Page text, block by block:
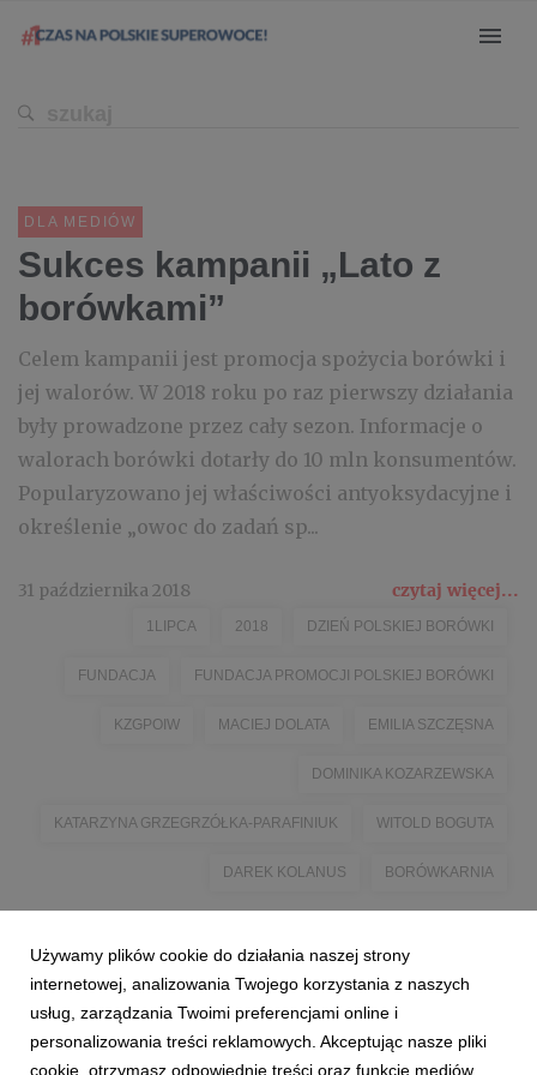
DLA MEDIÓW
Sukces kampanii „Lato z
borówkami”
Celem kampanii jest promocja spożycia borówki i
jej walorów. W 2018 roku po raz pierwszy działania
były prowadzone przez cały sezon. Informacje o
walorach borówki dotarły do 10 mln konsumentów.
Popularyzowano jej właściwości antyoksydacyjne i
określenie „owoc do zadań sp...
31 października 2018 czytaj więcej...
1LIPCA 2018 DZIEŃ POLSKIEJ BORÓWKI
FUNDACJA FUNDACJA PROMOCJI POLSKIEJ BORÓWKI
KZGPOIW MACIEJ DOLATA EMILIA SZCZĘSNA
DOMINIKA KOZARZEWSKA
KATARZYNA GRZEGRZÓŁKA-PARAFINIUK WITOLD BOGUTA
DAREK KOLANUS BORÓWKARNIA
Używamy plików cookie do działania naszej strony
internetowej, analizowania Twojego korzystania z naszych
usług, zarządzania Twoimi preferencjami online i
personalizowania treści reklamowych. Akceptując nasze pliki
cookie, otrzymasz odpowiednie treści oraz funkcje mediów